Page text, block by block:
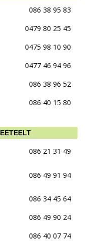
086 38 95 83
0479 80 25 45
0475 98 10 90
0477 46 94 96
086 38 96 52
086 40 15 80
086 21 31 49
086 49 91 94
086 34 45 64
086 49 90 24
086 40 07 74